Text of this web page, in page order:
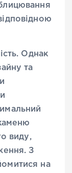
Однак
та
виду,
З
на